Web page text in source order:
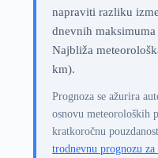
napraviti razliku
dnevnih
Najbliža
km).
Prognoza se ažurira
osnovu meteoroloških
kratkoročnu
trodnevnu prognozu